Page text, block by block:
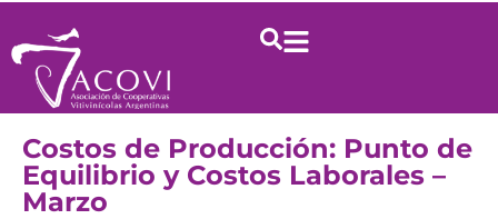
Costos de Producción: Punto de
Equilibrio y Costos Laborales –
Marzo